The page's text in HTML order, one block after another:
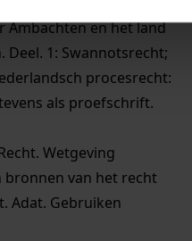
Ambachten en het land
Deel. 1: Swannotsrecht;
procesrecht:
als proefschrift.
Wetgeving
bronnen van het recht
Adat. Gebruiken